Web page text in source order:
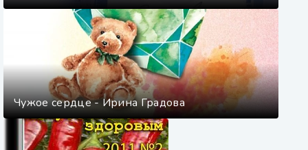
Чужое сердце - Ирина Градова